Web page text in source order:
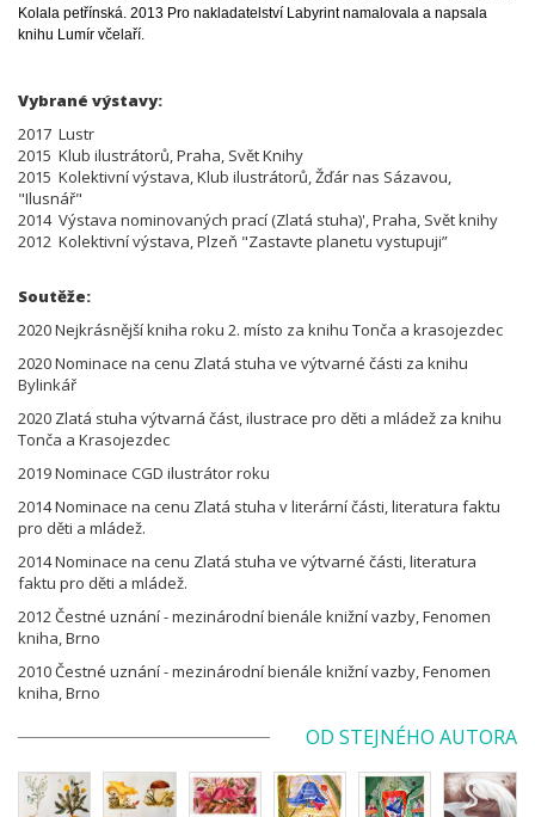
Kolala petřínská. 2013 Pro nakladatelství Labyrint namalovala a napsala
knihu Lumír včelaří.
Vybrané výstavy:
2017 Lustr
2015 Klub ilustrátorů, Praha, Svět Knihy
2015 Kolektivní výstava, Klub ilustrátorů, Žďár nas Sázavou,
"Ilusnář"
2014 Výstava nominovaných prací (Zlatá stuha)', Praha, Svět knihy
2012 Kolektivní výstava, Plzeň "Zastavte planetu vystupuji”
Soutěže:
2020 Nejkrásnější kniha roku 2. místo za knihu Tonča a krasojezdec
2020 Nominace na cenu Zlatá stuha ve výtvarné části za knihu
Bylinkář
2020 Zlatá stuha výtvarná část, ilustrace pro děti a mládež za knihu
Tonča a Krasojezdec
2019 Nominace CGD ilustrátor roku
2014 Nominace na cenu Zlatá stuha v literární části, literatura faktu
pro děti a mládež.
2014 Nominace na cenu Zlatá stuha ve výtvarné části, literatura
faktu pro děti a mládež.
2012 Čestné uznání - mezinárodní bienále knižní vazby, Fenomen
kniha, Brno
2010 Čestné uznání - mezinárodní bienále knižní vazby, Fenomen
kniha, Brno
OD STEJNÉHO AUTORA